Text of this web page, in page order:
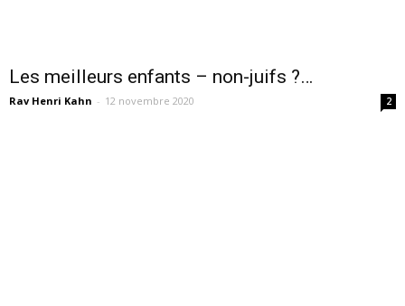
Les meilleurs enfants – non-juifs ?…
Rav Henri Kahn - 12 novembre 2020 2